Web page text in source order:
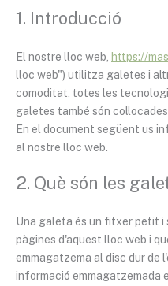
1. Introducció
El nostre lloc web, https://
lloc web") utilitza galetes i
comoditat, totes les
galetes també són
En el document següent us
al nostre lloc web.
2. Què són les
Una galeta és un fitxer petit i
pàgines d'aquest lloc web i
emmagatzema al disc dur de
informació emmagatzemada